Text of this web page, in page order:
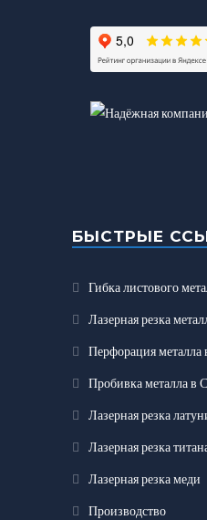
БЫСТРЫЕ
Гибка листового
Лазерная резка
Перфорация металла
Пробивка металла в
Лазерная резка
Лазерная резка
Лазерная резка меди
Производство